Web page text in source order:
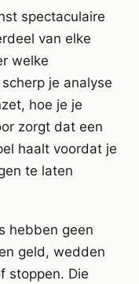
spectaculaire
van elke
welke
je analyse
hoe je je
zorgt dat een
haalt voordat je
te laten
hebben geen
geld, wedden
stoppen. Die